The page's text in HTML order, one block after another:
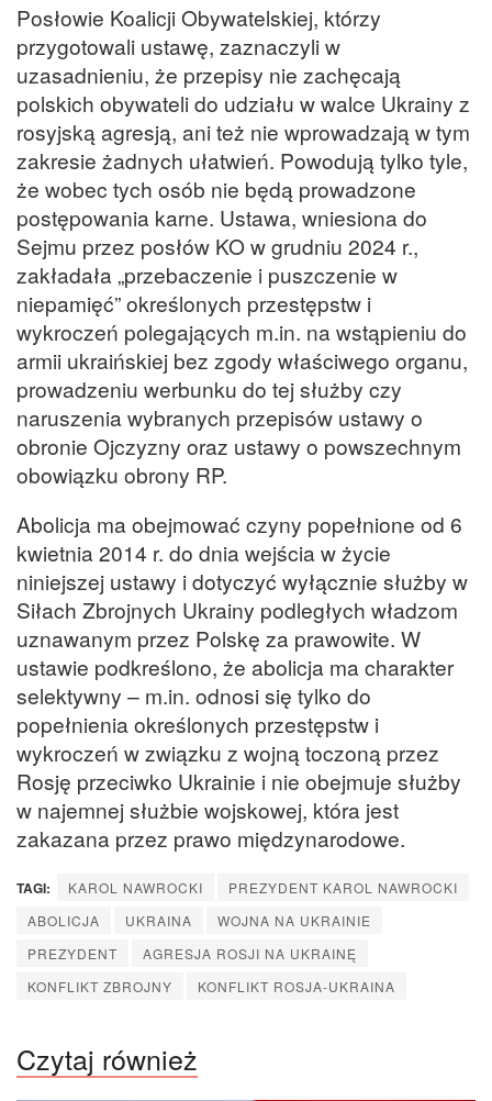
Posłowie Koalicji Obywatelskiej, którzy
przygotowali ustawę, zaznaczyli w
uzasadnieniu, że przepisy nie zachęcają
polskich obywateli do udziału w walce Ukrainy z
rosyjską agresją, ani też nie wprowadzają w tym
zakresie żadnych ułatwień. Powodują tylko tyle,
że wobec tych osób nie będą prowadzone
postępowania karne. Ustawa, wniesiona do
Sejmu przez posłów KO w grudniu 2024 r.,
zakładała „przebaczenie i puszczenie w
niepamięć” określonych przestępstw i
wykroczeń polegających m.in. na wstąpieniu do
armii ukraińskiej bez zgody właściwego organu,
prowadzeniu werbunku do tej służby czy
naruszenia wybranych przepisów ustawy o
obronie Ojczyzny oraz ustawy o powszechnym
obowiązku obrony RP.
Abolicja ma obejmować czyny popełnione od 6
kwietnia 2014 r. do dnia wejścia w życie
niniejszej ustawy i dotyczyć wyłącznie służby w
Siłach Zbrojnych Ukrainy podległych władzom
uznawanym przez Polskę za prawowite. W
ustawie podkreślono, że abolicja ma charakter
selektywny – m.in. odnosi się tylko do
popełnienia określonych przestępstw i
wykroczeń w związku z wojną toczoną przez
Rosję przeciwko Ukrainie i nie obejmuje służby
w najemnej służbie wojskowej, która jest
zakazana przez prawo międzynarodowe.
TAGI: KAROL NAWROCKI
PREZYDENT KAROL NAWROCKI
ABOLICJA
UKRAINA
WOJNA NA UKRAINIE
PREZYDENT
AGRESJA ROSJI NA UKRAINĘ
KONFLIKT ZBROJNY
KONFLIKT ROSJA-UKRAINA
Czytaj również